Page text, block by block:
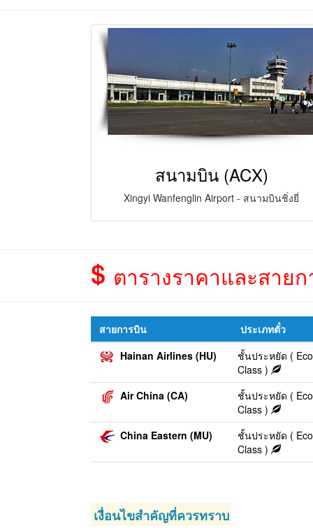
สนามบิน (ACX)
Xingyi Wanfenglin Airport - สนามบินชิ่งยี่
ตารางราคาและสาย
สายการบิน
ประเภทตั๋ว
Hainan Airlines (HU)
ชั้นประหยัด (
Class )
Air China (CA)
ชั้นประหยัด (
Class )
China Eastern (MU)
ชั้นประหยัด (
Class )
เงื่อนไขสำคัญที่ควรทราบ